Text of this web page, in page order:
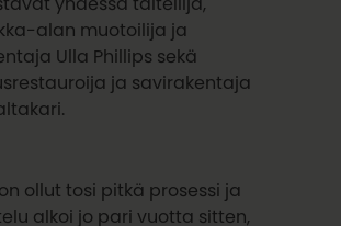
alan muotoilija ja
Ulla Phillips sekä
ja savirakentaja
ollut tosi pitkä prosessi ja
alkoi jo pari vuotta sitten,